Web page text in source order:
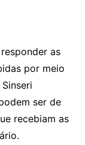
as
por meio
ser de
recebiam as